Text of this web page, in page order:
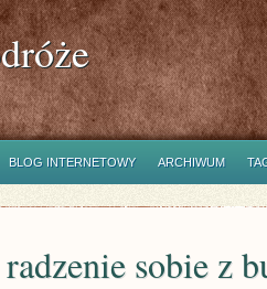
BLOG INTERNETOWY ARCHIWUM
sobie z